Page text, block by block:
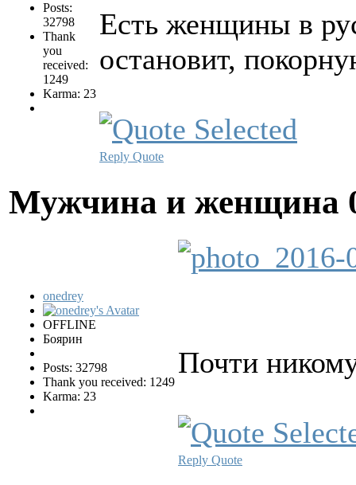
Posts:
32798
Thank
you
received:
1249
Karma: 23
Есть женщины в
остановит,
Reply Quote
Мужчина и женщина
onedrey
OFFLINE
Боярин
Posts: 32798
Thank you received: 1249
Karma: 23
Почти
Reply Quote